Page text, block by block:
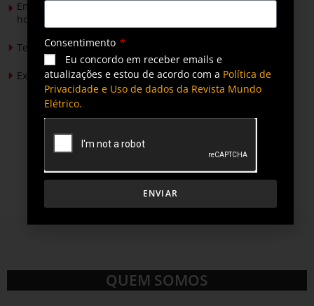
Energia solar permitirá ampliar em 25% a produção de
hortaliças em projeto social no Tocantins
Tendências de Iluminação em 2026
Expansão da energia solar no Brasil
QUEM SOMOS
Consentimento
Eu concordo em receber emails e
atualizações e estou de acordo com a Política de
Privacidade e Uso de dados da Revista Mundo
Elétrico.
ENVIAR